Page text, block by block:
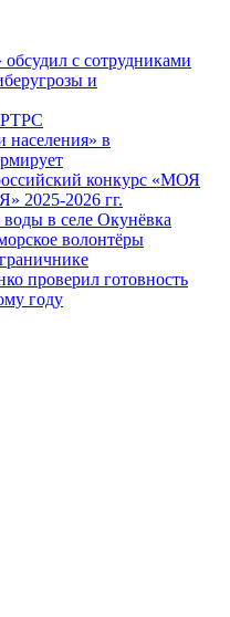
с сотрудниками
и
населения» в
конкурс «МОЯ
2026 гг.
в селе Окунёвка
волонтёры
проверил готовность
году